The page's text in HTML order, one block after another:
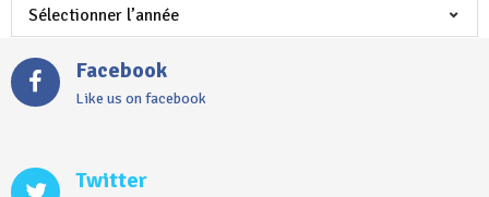
Facebook
Like us on facebook
Twitter